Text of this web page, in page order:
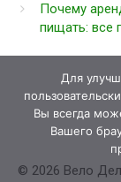
Почему
пищать: все
© 2026 Вело
Для
Вы всегда
Вашего